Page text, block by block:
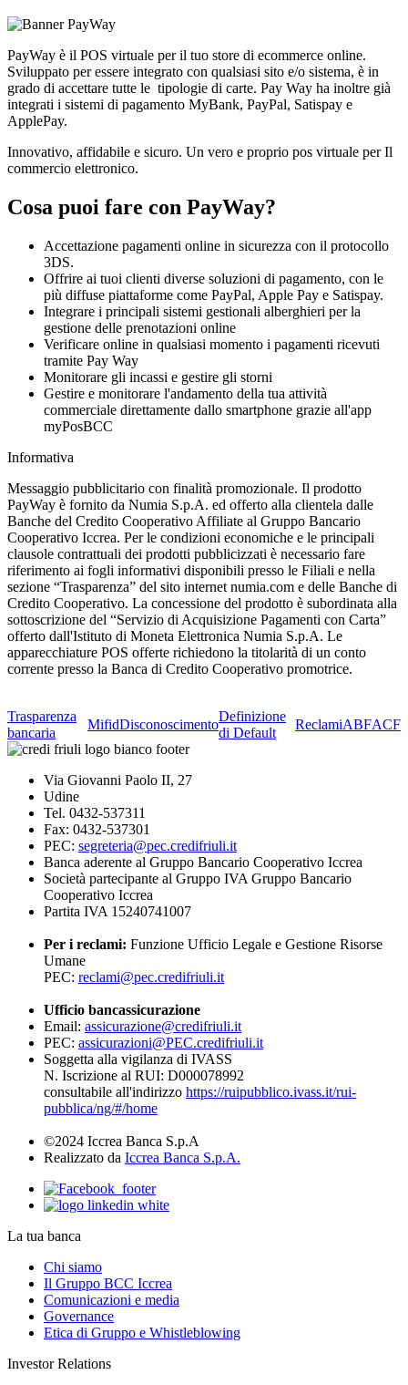
PayWay è il POS virtuale per il tuo store di ecommerce online.
Sviluppato per essere integrato con qualsiasi sito e/o sistema, è in
grado di accettare tutte le tipologie di carte. Pay Way ha inoltre già
integrati i sistemi di pagamento MyBank, PayPal, Satispay e
ApplePay.
Innovativo, affidabile e sicuro. Un vero e proprio pos virtuale per Il
commercio elettronico.
Cosa puoi fare con PayWay?
Accettazione pagamenti online in sicurezza con il protocollo
3DS.
Offrire ai tuoi clienti diverse soluzioni di pagamento, con le
più diffuse piattaforme come PayPal, Apple Pay e Satispay.
Integrare i principali sistemi gestionali alberghieri per la
gestione delle prenotazioni online
Verificare online in qualsiasi momento i pagamenti ricevuti
tramite Pay Way
Monitorare gli incassi e gestire gli storni
Gestire e monitorare l'andamento della tua attività
commerciale direttamente dallo smartphone grazie all'app
myPosBCC
Informativa
Messaggio pubblicitario con finalità promozionale. Il prodotto
PayWay è fornito da Numia S.p.A. ed offerto alla clientela dalle
Banche del Credito Cooperativo Affiliate al Gruppo Bancario
Cooperativo Iccrea. Per le condizioni economiche e le principali
clausole contrattuali dei prodotti pubblicizzati è necessario fare
riferimento ai fogli informativi disponibili presso le Filiali e nella
sezione “Trasparenza” del sito internet numia.com e delle Banche di
Credito Cooperativo. La concessione del prodotto è subordinata alla
sottoscrizione del “Servizio di Acquisizione Pagamenti con Carta”
offerto dall'Istituto di Moneta Elettronica Numia S.p.A. Le
apparecchiature POS offerte richiedono la titolarità di un conto
corrente presso la Banca di Credito Cooperativo promotrice.
Trasparenza
bancaria
MifidDisconoscimento
Definizione
di Default
ReclamiABFACF
Via Giovanni Paolo II, 27
Udine
Tel. 0432-537311
Fax: 0432-537301
PEC: segreteria@pec.credifriuli.it
Banca aderente al Gruppo Bancario Cooperativo Iccrea
Società partecipante al Gruppo IVA Gruppo Bancario
Cooperativo Iccrea
Partita IVA 15240741007
Per i reclami: Funzione Ufficio Legale e Gestione Risorse
Umane
PEC: reclami@pec.credifriuli.it
Ufficio bancassicurazione
Email: assicurazione@credifriuli.it
PEC: assicurazioni@PEC.credifriuli.it
Soggetta alla vigilanza di IVASS
N. Iscrizione al RUI: D000078992
consultabile all'indirizzo https://ruipubblico.ivass.it/rui-
pubblica/ng/#/home
©2024 Iccrea Banca S.p.A
Realizzato da Iccrea Banca S.p.A.
La tua banca
Chi siamo
Il Gruppo BCC Iccrea
Comunicazioni e media
Governance
Etica di Gruppo e Whistleblowing
Investor Relations